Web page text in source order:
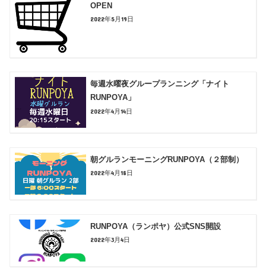
OPEN
2022年5月19日
毎週水曜夜グループランニング「ナイト
RUNPOYA」
2022年4月14日
朝グルランモーニングRUNPOYA（２部制）
2022年4月18日
RUNPOYA（ランポヤ）公式SNS開設
2022年3月4日